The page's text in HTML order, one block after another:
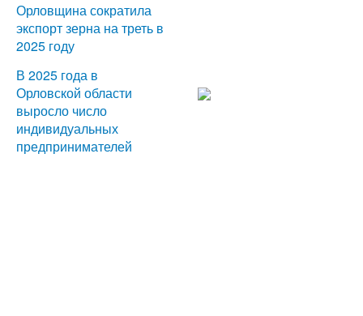
Орловщина сократила
экспорт зерна на треть в
2025 году
В 2025 года в
Орловской области
выросло число
индивидуальных
предпринимателей